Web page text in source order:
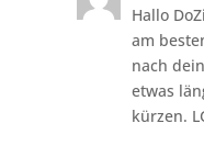
Hallo
am
nach
etwas
kürzen.